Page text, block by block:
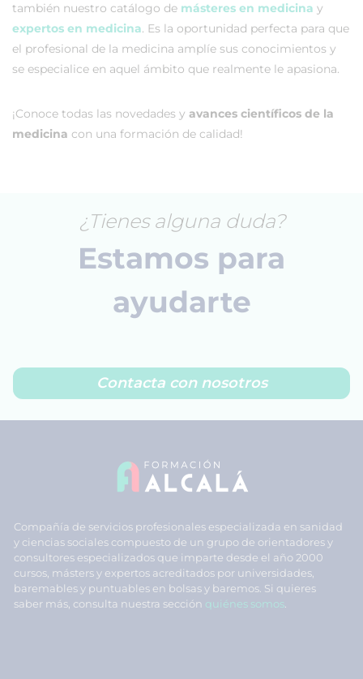
también nuestro catálogo de másteres en medicina y
expertos en medicina. Es la oportunidad perfecta para que
el profesional de la medicina amplíe sus conocimientos y
se especialice en aquel ámbito que realmente le apasiona.
¡Conoce todas las novedades y avances científicos de la
medicina con una formación de calidad!
¿Tienes alguna duda?
Estamos para
ayudarte
Contacta con nosotros
Compañía de servicios profesionales especializada en sanidad
y ciencias sociales compuesto de un grupo de orientadores y
consultores especializados que imparte desde el año 2000
cursos, másters y expertos acreditados por universidades,
baremables y puntuables en bolsas y baremos. Si quieres
saber más, consulta nuestra sección quiénes somos.